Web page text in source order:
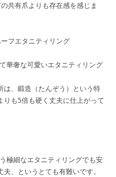
共有爪よりも存在感を感じま
フエタニティリング
華奢な可愛いエタニティリング
は、鍛造（たんぞう）という特
も5倍も硬く丈夫に仕上がって
極細なエタニティリングでも安
、というとても有難いです。